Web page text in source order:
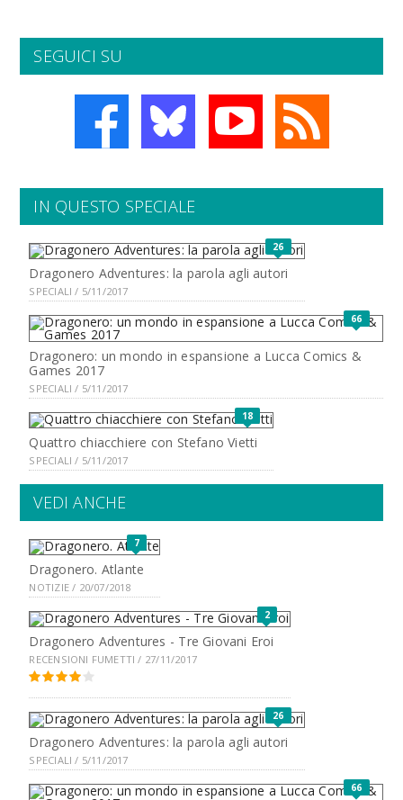
SEGUICI SU
IN QUESTO SPECIALE
26
Dragonero Adventures: la parola agli autori
SPECIALI / 5/11/2017
66
Dragonero: un mondo in espansione a Lucca Comics &
Games 2017
SPECIALI / 5/11/2017
18
Quattro chiacchiere con Stefano Vietti
SPECIALI / 5/11/2017
VEDI ANCHE
7
Dragonero. Atlante
NOTIZIE / 20/07/2018
2
Dragonero Adventures - Tre Giovani Eroi
RECENSIONI FUMETTI / 27/11/2017
26
Dragonero Adventures: la parola agli autori
SPECIALI / 5/11/2017
66